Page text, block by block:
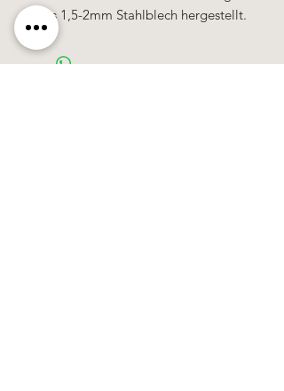
Aus 1,5-2mm Stahlblech hergestellt.